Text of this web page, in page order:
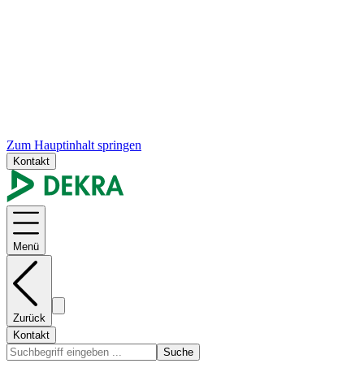
Zum Hauptinhalt springen
Kontakt
Menü
Zurück
Kontakt
Suche